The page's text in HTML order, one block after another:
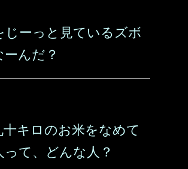
じーっと見ているズボ
ーんだ？
十キロのお米をなめて
って、どんな人？